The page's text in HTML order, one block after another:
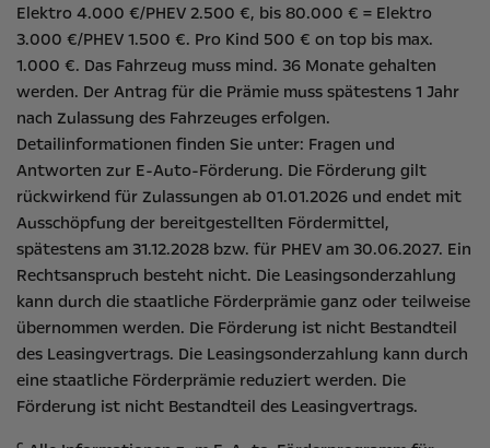
Elektro 4.000 €/PHEV 2.500 €, bis 80.000 € = Elektro
3.000 €/PHEV 1.500 €. Pro Kind 500 € on top bis max.
1.000 €. Das Fahrzeug muss mind. 36 Monate gehalten
werden. Der Antrag für die Prämie muss spätestens 1 Jahr
nach Zulassung des Fahrzeuges erfolgen.
Detailinformationen finden Sie unter: Fragen und
Antworten zur E-Auto-Förderung. Die Förderung gilt
rückwirkend für Zulassungen ab 01.01.2026 und endet mit
Ausschöpfung der bereitgestellten Fördermittel,
spätestens am 31.12.2028 bzw. für PHEV am 30.06.2027. Ein
Rechtsanspruch besteht nicht​. Die Leasingsonderzahlung
kann durch die staatliche Förderprämie ganz oder teilweise
übernommen werden. Die Förderung ist nicht Bestandteil
des Leasingvertrags. Die Leasingsonderzahlung kann durch
eine staatliche Förderprämie reduziert werden. Die
Förderung ist nicht Bestandteil des Leasingvertrags.